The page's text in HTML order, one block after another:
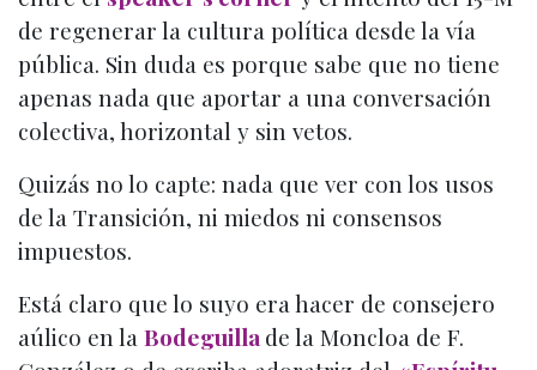
de regenerar la cultura política desde la vía
pública. Sin duda es porque sabe que no tiene
apenas nada que aportar a una conversación
colectiva, horizontal y sin vetos.
Quizás no lo capte: nada que ver con los usos
de la Transición, ni miedos ni consensos
impuestos.
Está claro que lo suyo era hacer de consejero
aúlico en la Bodeguilla de la Moncloa de F.